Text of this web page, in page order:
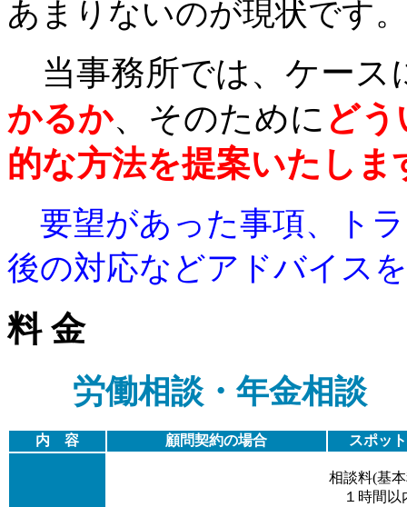
あまりないのが現状です。
当事務所では、ケース
かるか、そのために ど
的な方法を提案いたしま
要望があった事項、ト
後の対応などアドバイス
料 金
労働相談・年金相談
内 容 顧問契約の場合 スポッ
相談料(基
１時間以